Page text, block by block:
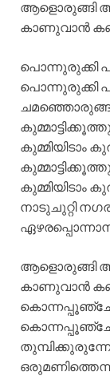
ആളൊരുങ്ങി
കാണുവാന്‍
പൊന്നുരുക്കി
പൊന്നുരുക്കി
കുമ്മിയിടാം
കുമ്മിയിടാം
നാടുചുറ്റി
ആളൊരുങ്ങി
കാണുവാന്‍